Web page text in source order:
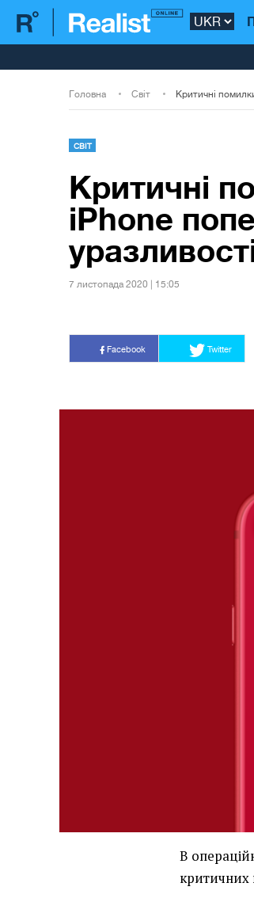
Головна Світ
СВІТ
Критичні
iPhone
7 листопада 2020 | 15:05
Facebook Twitter
В